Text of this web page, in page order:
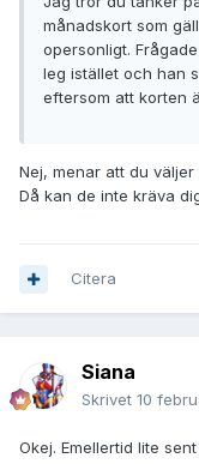
månadskort som
opersonligt.
leg istället och han
eftersom att korten
Nej, menar att du
Då kan de inte kräva
Citera
Siana
Skrivet 10
Okej. Emellertid lite